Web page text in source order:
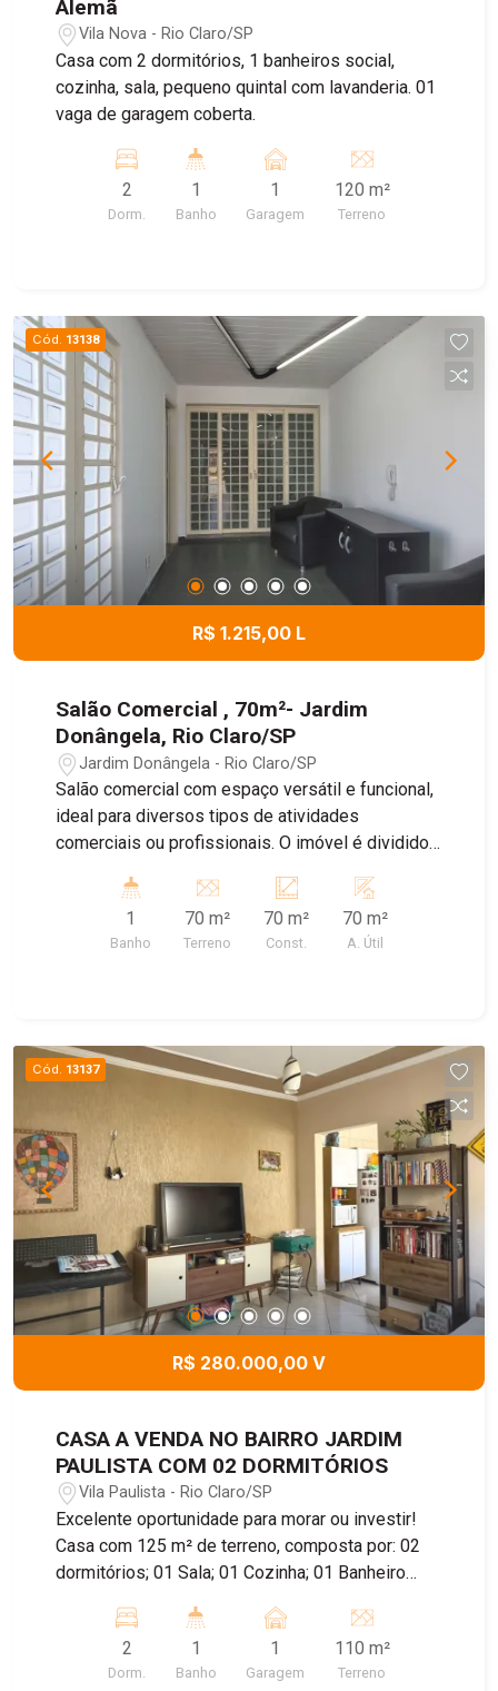
Alemã
Vila Nova - Rio Claro/SP
Casa com 2 dormitórios, 1 banheiros social,
cozinha, sala, pequeno quintal com lavanderia. 01
vaga de garagem coberta.
2
Dorm.
1
Banho
1
Garagem
120 m²
Terreno
Cód. 13138
R$ 1.215,00 L
Salão Comercial , 70m²- Jardim
Donângela, Rio Claro/SP
Jardim Donângela - Rio Claro/SP
Salão comercial com espaço versátil e funcional,
ideal para diversos tipos de atividades
comerciais ou profissionais. O imóvel é dividido
correr, proporcionando praticidade e flexibilidade
na utilização dos espaços. Um dos ambientes
pode ser adaptado conforme a necessidade do
imóvel dispõe ainda de banheiro privativo.
Excelente opção para escritórios, consultórios,
estúdios, lojas e outros empreendimentos que
necessitem de ambientes independentes e bem
distribuídos.
1
Banho
70 m²
Terreno
70 m²
Const.
70 m²
A. Útil
Cód. 13137
R$ 280.000,00 V
CASA A VENDA NO BAIRRO JARDIM
PAULISTA COM 02 DORMITÓRIOS
Vila Paulista - Rio Claro/SP
Excelente oportunidade para morar ou investir!
Casa com 125 m² de terreno, composta por: 02
dormitórios; 01 Sala; 01 Cozinha; 01 Banheiro
próxima ao shopping, ao centro da cidade e a
diversos comércios, oferecendo praticidade e
2
Dorm.
1
Banho
1
Garagem
110 m²
Terreno